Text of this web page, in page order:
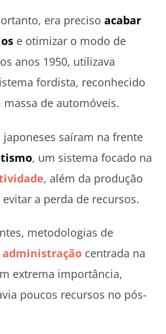
era preciso acabar
e otimizar o modo de
anos 1950, utilizava
fordista, reconhecido
de automóveis.
japoneses saíram na frente
, um sistema focado na
, além da produção
a perda de recursos.
metodologias de
administração centrada na
extrema importância,
poucos recursos no pós-